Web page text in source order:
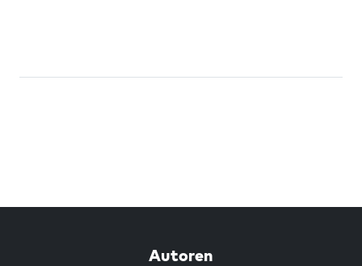
Autoren